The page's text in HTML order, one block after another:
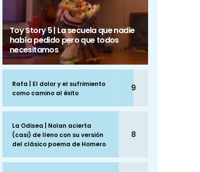
Toy Story 5 | La secuela que nadie
había pedido pero que todos
necesitamos
Rafa | El dolor y el sufrimiento
como camino al éxito
9
La Odisea | Nolan acierta
(casi) de lleno con su versión
del clásico poema de Homero
8